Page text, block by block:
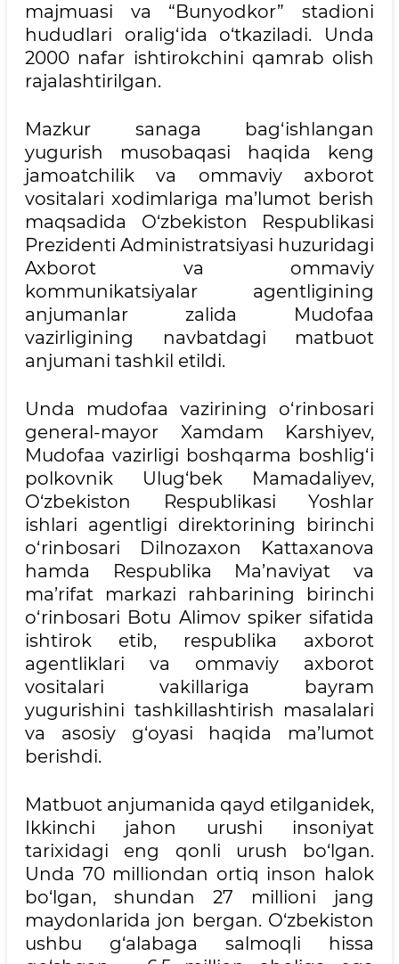
majmuasi va “Bunyodkor” stadioni
hududlari oralig‘ida o‘tkaziladi. Unda
2000 nafar ishtirokchini qamrab olish
rajalashtirilgan.
Mazkur sanaga bag‘ishlangan
yugurish musobaqasi haqida keng
jamoatchilik va ommaviy axborot
vositalari xodimlariga ma’lumot berish
maqsadida O‘zbekiston Respublikasi
Prezidenti Administratsiyasi huzuridagi
Axborot va ommaviy
kommunikatsiyalar agentligining
anjumanlar zalida Mudofaa
vazirligining navbatdagi matbuot
anjumani tashkil etildi.
Unda mudofaa vazirining o‘rinbosari
general-mayor Xamdam Karshiyev,
Mudofaa vazirligi boshqarma boshlig‘i
polkovnik Ulug‘bek Mamadaliyev,
O‘zbekiston Respublikasi Yoshlar
ishlari agentligi direktorining birinchi
o‘rinbosari Dilnozaxon Kattaxanova
hamda Respublika Ma’naviyat va
ma’rifat markazi rahbarining birinchi
o‘rinbosari Botu Alimov spiker sifatida
ishtirok etib, respublika axborot
agentliklari va ommaviy axborot
vositalari vakillariga bayram
yugurishini tashkillashtirish masalalari
va asosiy g‘oyasi haqida ma’lumot
berishdi.
Matbuot anjumanida qayd etilganidek,
Ikkinchi jahon urushi insoniyat
tarixidagi eng qonli urush bo‘lgan.
Unda 70 milliondan ortiq inson halok
bo‘lgan, shundan 27 millioni jang
maydonlarida jon bergan. O‘zbekiston
ushbu g‘alabaga salmoqli hissa